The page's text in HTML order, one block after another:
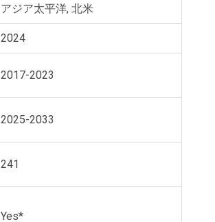
アジア太平洋, 北米
2024
2017-2023
2025-2033
241
Yes*